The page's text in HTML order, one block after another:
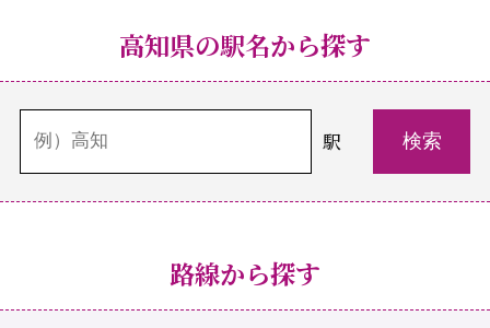
高知県の駅名から探す
駅
路線から探す